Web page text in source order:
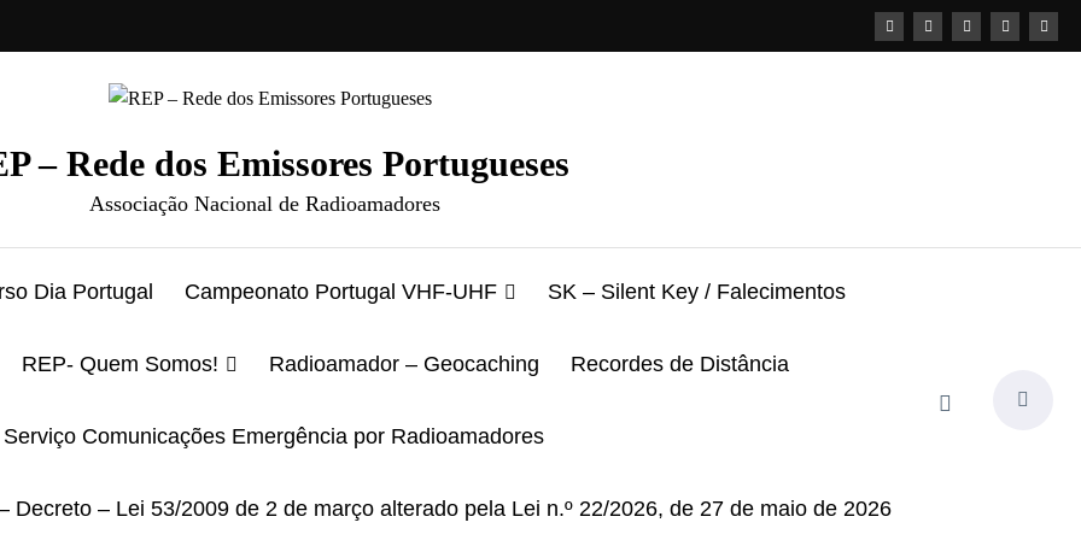
– Rede dos Emissores Portugueses
Associação Nacional de Radioamadores
Dia Portugal Campeonato Portugal VHF-UHF SK – Silent Key / Falecimentos
REP- Quem Somos! Radioamador – Geocaching Recordes de Distância
Comunicações Emergência por Radioamadores
– Lei 53/2009 de 2 de março alterado pela Lei n.º 22/2026, de 27 de maio de 2026